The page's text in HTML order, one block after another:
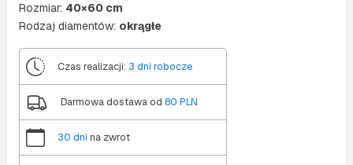
Rozmiar: 40×60 cm
Rodzaj diamentów: okrągłe
Czas realizacji: 3 dni robocze
Darmowa dostawa od 80 PLN
30 dni na zwrot